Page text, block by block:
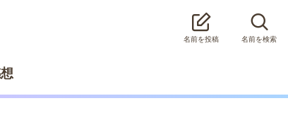
名前を投稿 名前を検索